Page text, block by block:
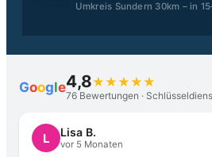
Umkreis Sundern 30km – in
Google4,8★★★★★
76 Bewertungen ·
L Lisa B.
vor 5 Monaten